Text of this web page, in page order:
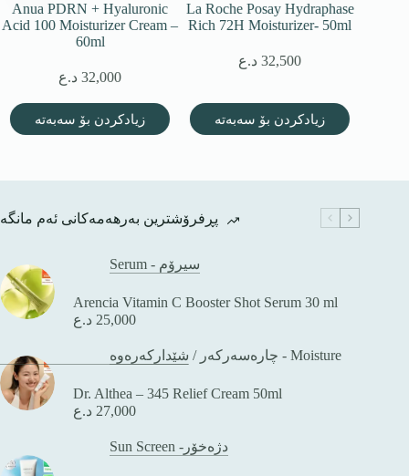
Anua PDRN + Hyaluronic
Acid 100 Moisturizer Cream –
60ml
32,000 د.ع
زیادکردن بۆ سەبەتە
La Roche Posay Hydraphase
Rich 72H Moisturizer- 50ml
32,500 د.ع
زیادکردن بۆ سەبەتە
پڕفرۆشترین بەرهەمەکانی ئەم مانگە
Serum - سیرۆم
Arencia Vitamin C Booster Shot Serum 30 ml
25,000 د.ع
چارەسەرکەر / شێدارکەرەوە - Moisture
Dr. Althea – 345 Relief Cream 50ml
27,000 د.ع
Sun Screen -دژەخۆر